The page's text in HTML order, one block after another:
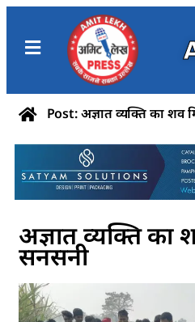
Post: अज्ञात व्यक्ति का शव
अज्ञात व्यक्ति का
सनसनी